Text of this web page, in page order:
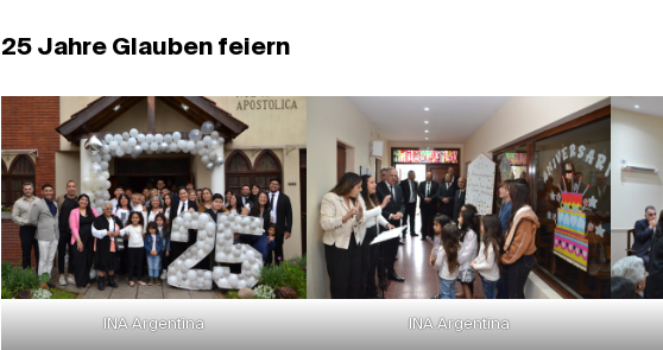
25 Jahre Glauben feiern
INA Argentina INA Argentina